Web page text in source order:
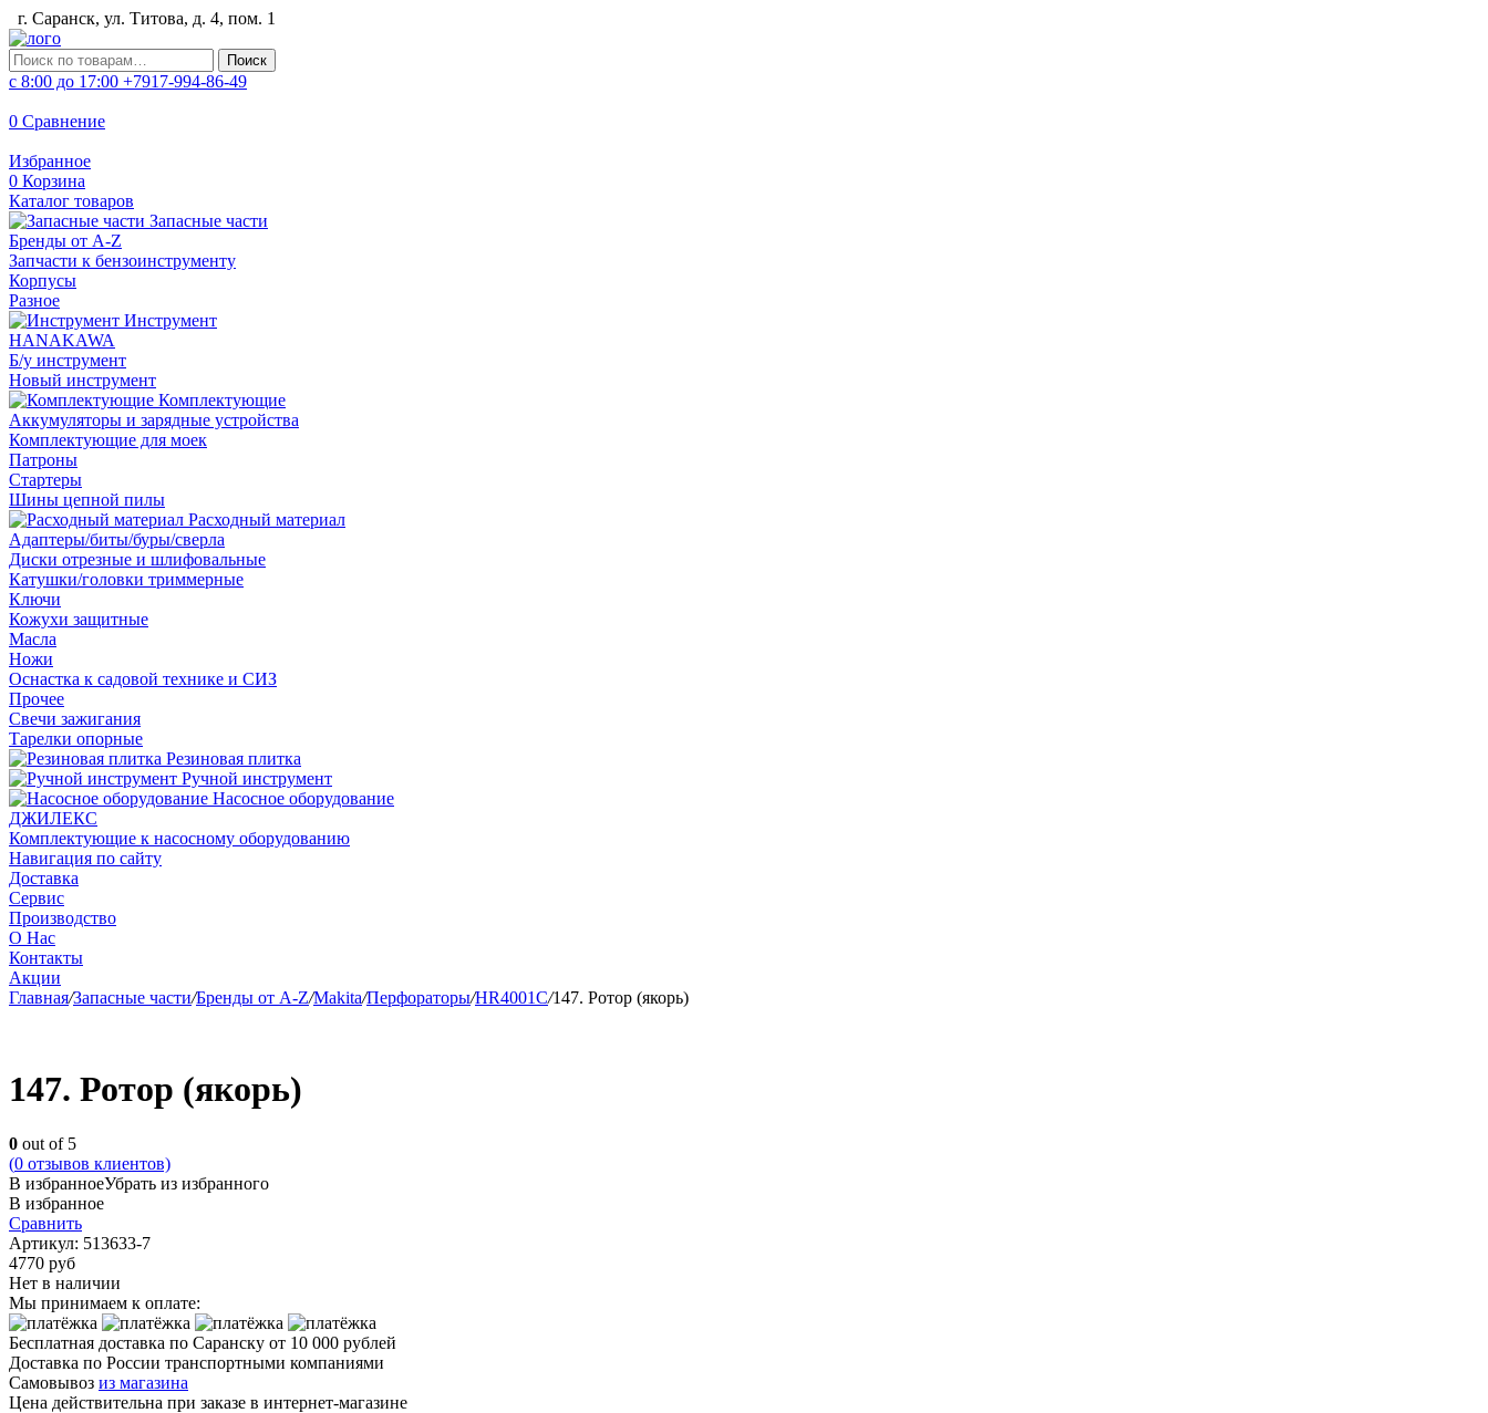
г. Саранск, ул. Титова, д. 4, пом. 1
Искать: Поиск
с 8:00 до 17:00 +7917-994-86-49
0 Сравнение
Избранное
0 Корзина
Каталог товаров
Запасные части
Бренды от A-Z
Запчасти к бензоинструменту
Корпусы
Разное
Инструмент
HANAKAWA
Б/у инструмент
Новый инструмент
Комплектующие
Аккумуляторы и зарядные устройства
Комплектующие для моек
Патроны
Стартеры
Шины цепной пилы
Расходный материал
Адаптеры/биты/буры/сверла
Диски отрезные и шлифовальные
Катушки/головки триммерные
Ключи
Кожухи защитные
Масла
Ножи
Оснастка к садовой технике и СИЗ
Прочее
Свечи зажигания
Тарелки опорные
Резиновая плитка
Ручной инструмент
Насосное оборудование
ДЖИЛЕКС
Комплектующие к насосному оборудованию
Навигация по сайту
Доставка
Сервис
Производство
О Нас
Контакты
Акции
Главная/Запасные части/Бренды от A-Z/Makita/Перфораторы/HR4001C/147. Ротор (якорь)
147. Ротор (якорь)
0 out of 5
(0 отзывов клиентов)
В избранноеУбрать из избранного
В избранное
Сравнить
Артикул: 513633-7
4770 руб
Нет в наличии
Мы принимаем к оплате:
Бесплатная доставка по Саранску от 10 000 рублей
Доставка по России транспортными компаниями
Самовывоз из магазина
Цена действительна при заказе в интернет-магазине